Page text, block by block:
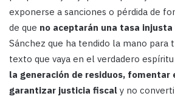
exponerse a sanciones o pérdida de
de que no aceptarán una tasa injusta
Sánchez que ha tendido la mano para
texto que vaya en el verdadero
la generación de residuos, fomentar
garantizar justicia fiscal y no